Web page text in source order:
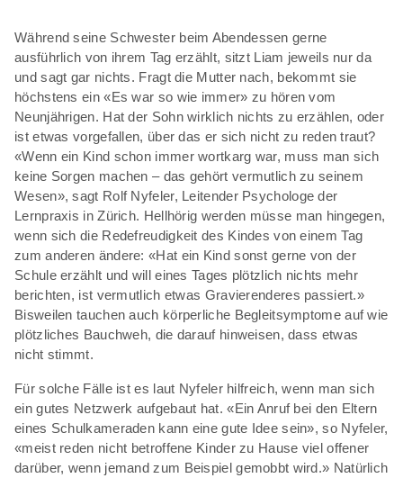
Während seine Schwester beim Abendessen gerne
ausführlich von ihrem Tag erzählt, sitzt Liam jeweils nur da
und sagt gar nichts. Fragt die Mutter nach, bekommt sie
höchstens ein «Es war so wie immer» zu hören vom
Neunjährigen. Hat der Sohn wirklich nichts zu erzählen, oder
ist etwas vorgefallen, über das er sich nicht zu reden traut?
«Wenn ein Kind schon immer wortkarg war, muss man sich
keine Sorgen machen – das gehört vermutlich zu seinem
Wesen», sagt Rolf Nyfeler, Leitender Psychologe der
Lernpraxis in Zürich. Hellhörig werden müsse man hingegen,
wenn sich die Redefreudigkeit des Kindes von einem Tag
zum anderen ändere: «Hat ein Kind sonst gerne von der
Schule erzählt und will eines Tages plötzlich nichts mehr
berichten, ist vermutlich etwas Gravierenderes passiert.»
Bisweilen tauchen auch körperliche Begleitsymptome auf wie
plötzliches Bauchweh, die darauf hinweisen, dass etwas
nicht stimmt.
Für solche Fälle ist es laut Nyfeler hilfreich, wenn man sich
ein gutes Netzwerk aufgebaut hat. «Ein Anruf bei den Eltern
eines Schulkameraden kann eine gute Idee sein», so Nyfeler,
«meist reden nicht betroffene Kinder zu Hause viel offener
darüber, wenn jemand zum Beispiel gemobbt wird.» Natürlich